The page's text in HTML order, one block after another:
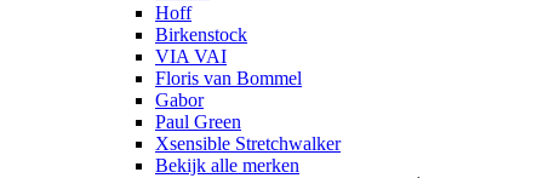
Hoff
Birkenstock
VIA VAI
Floris van Bommel
Gabor
Paul Green
Xsensible Stretchwalker
Bekijk alle merken